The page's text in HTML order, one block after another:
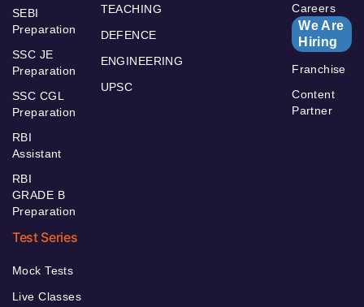
SEBI
Preparation
SSC JE
Preparation
SSC CGL
Preparation
RBI
Assistant
RBI
GRADE B
Preparation
TEACHING
DEFENCE
ENGINEERING
UPSC
Careers
We Are
Hiring
Franchise
Content
Partner
Test Series
Mock Tests
Live Classes